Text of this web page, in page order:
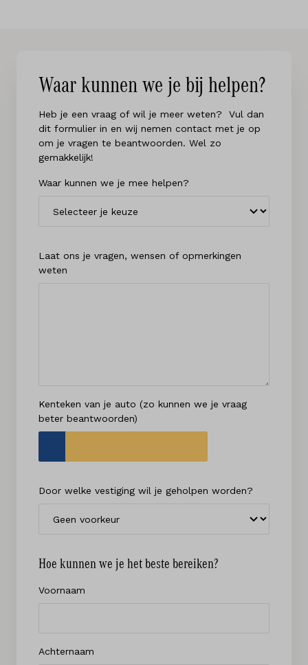
Waar kunnen we je bij helpen?
Heb je een vraag of wil je meer weten? Vul dan
dit formulier in en wij nemen contact met je op
om je vragen te beantwoorden. Wel zo
gemakkelijk!
Waar kunnen we je mee helpen?
Laat ons je vragen, wensen of opmerkingen
weten
Kenteken van je auto (zo kunnen we je vraag
beter beantwoorden)
Door welke vestiging wil je geholpen worden?
Hoe kunnen we je het beste bereiken?
Voornaam
Achternaam